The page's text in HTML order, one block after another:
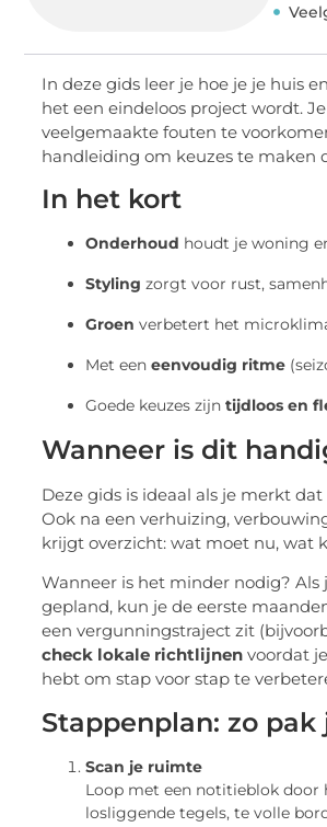
In deze gids leer je hoe je je huis
het een eindeloos project wordt.
veelgemaakte fouten te
handleiding om keuzes te maken
In het kort
Onderhoud houdt je woning
Styling zorgt voor rust,
Groen verbetert het
Met een eenvoudig ritme
Goede keuzes zijn tijdloos en
Wanneer is dit
Deze gids is ideaal als je merkt
Ook na een verhuizing,
krijgt overzicht: wat moet nu, wat
Wanneer is het minder nodig?
gepland, kun je de eerste
een vergunningstraject zit
check lokale richtlijnen voordat
hebt om stap voor stap te
Stappenplan: zo pak
Scan je ruimte
Loop met een notitieblok door
losliggende tegels, te volle